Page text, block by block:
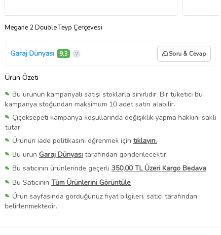
Megane 2 Double Teyp Çerçevesi
Garaj Dünyası 9,3 Soru & Cevap
Ürün Özeti
Bu ürünün kampanyalı satışı stoklarla sınırlıdır. Bir tüketici bu
kampanya stoğundan maksimum 10 adet satın alabilir.
Çiçeksepeti kampanya koşullarında değişiklik yapma hakkını saklı
tutar.
Ürünün iade politikasını öğrenmek için tıklayın.
Bu ürün Garaj Dünyası tarafından gönderilecektir.
Bu satıcının ürünlerinde geçerli 350,00 TL Üzeri Kargo Bedava
Bu Satıcının Tüm Ürünlerini Görüntüle
Ürün sayfasında gördüğünüz fiyat bilgileri, satıcı tarafından
belirlenmektedir.